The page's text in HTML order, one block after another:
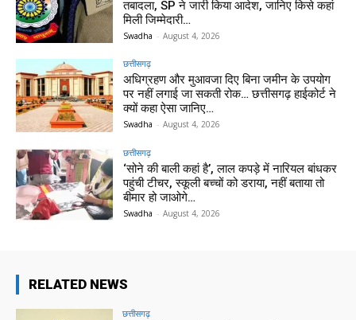
तबादला, SP ने जारी किया आदेश, जानिए किसे कहां
मिली जिम्मेदारी…
Swadha - August 4, 2026
छत्तीसगढ़
अधिग्रहण और मुआवजा दिए बिना जमीन के उपयोग
पर नहीं लगाई जा सकती रोक… छत्तीसगढ़ हाईकोर्ट ने
क्यों कहा ऐसा जानिए…
Swadha - August 4, 2026
छत्तीसगढ़
‘सोने की बाली कहां है’, लाल कपड़े में नारियल बांधकर
पहुंची टीचर, स्कूली बच्चों को डराया, नहीं बताया तो
बीमार हो जाओगे…
Swadha - August 4, 2026
RELATED NEWS
छत्तीसगढ़